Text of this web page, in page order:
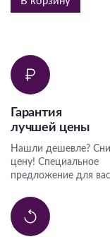
Гарантия
лучшей цены
Нашли дешевле?
цену! Специальное
предложение для